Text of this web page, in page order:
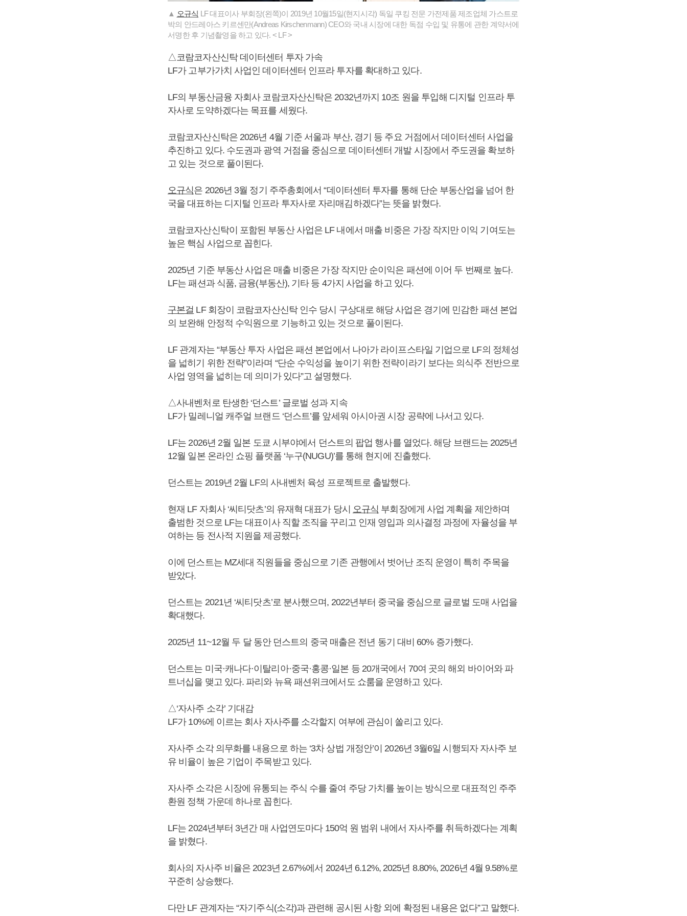
▲ 오규식 LF 대표이사 부회장(왼쪽)이 2019년 10월15일(현지시각) 독일 쿠킹 전문 가전제품 제조업체 가스트로
박의 안드레아스 키르센만(Andreas Kirschenmann) CEO와 국내 시장에 대한 독점 수입 및 유통에 관한 계약서에
서명한 후 기념촬영을 하고 있다. < LF >
△코람코자산신탁 데이터센터 투자 가속
LF가 고부가가치 사업인 데이터센터 인프라 투자를 확대하고 있다.
LF의 부동산금융 자회사 코람코자산신탁은 2032년까지 10조 원을 투입해 디지털 인프라 투
자사로 도약하겠다는 목표를 세웠다.
코람코자산신탁은 2026년 4월 기준 서울과 부산, 경기 등 주요 거점에서 데이터센터 사업을
추진하고 있다. 수도권과 광역 거점을 중심으로 데이터센터 개발 시장에서 주도권을 확보하
고 있는 것으로 풀이된다.
오규식은 2026년 3월 정기 주주총회에서 “데이터센터 투자를 통해 단순 부동산업을 넘어 한
국을 대표하는 디지털 인프라 투자사로 자리매김하겠다”는 뜻을 밝혔다.
코람코자산신탁이 포함된 부동산 사업은 LF 내에서 매출 비중은 가장 작지만 이익 기여도는
높은 핵심 사업으로 꼽힌다.
2025년 기준 부동산 사업은 매출 비중은 가장 작지만 순이익은 패션에 이어 두 번째로 높다.
LF는 패션과 식품, 금융(부동산), 기타 등 4가지 사업을 하고 있다.
구본걸 LF 회장이 코람코자산신탁 인수 당시 구상대로 해당 사업은 경기에 민감한 패션 본업
의 보완해 안정적 수익원으로 기능하고 있는 것으로 풀이된다.
LF 관계자는 “부동산 투자 사업은 패션 본업에서 나아가 라이프스타일 기업으로 LF의 정체성
을 넓히기 위한 전략”이라며 “단순 수익성을 높이기 위한 전략이라기 보다는 의식주 전반으로
사업 영역을 넓히는 데 의미가 있다”고 설명했다.
△사내벤처로 탄생한 ‘던스트’ 글로벌 성과 지속
LF가 밀레니얼 캐주얼 브랜드 ‘던스트’를 앞세워 아시아권 시장 공략에 나서고 있다.
LF는 2026년 2월 일본 도쿄 시부야에서 던스트의 팝업 행사를 열었다. 해당 브랜드는 2025년
12월 일본 온라인 쇼핑 플랫폼 ‘누구(NUGU)’를 통해 현지에 진출했다.
던스트는 2019년 2월 LF의 사내벤처 육성 프로젝트로 출발했다.
현재 LF 자회사 ‘씨티닷츠’의 유재혁 대표가 당시 오규식 부회장에게 사업 계획을 제안하며
출범한 것으로 LF는 대표이사 직할 조직을 꾸리고 인재 영입과 의사결정 과정에 자율성을 부
여하는 등 전사적 지원을 제공했다.
이에 던스트는 MZ세대 직원들을 중심으로 기존 관행에서 벗어난 조직 운영이 특히 주목을
받았다.
던스트는 2021년 ‘씨티닷츠’로 분사했으며, 2022년부터 중국을 중심으로 글로벌 도매 사업을
확대했다.
2025년 11~12월 두 달 동안 던스트의 중국 매출은 전년 동기 대비 60% 증가했다.
던스트는 미국·캐나다·이탈리아·중국·홍콩·일본 등 20개국에서 70여 곳의 해외 바이어와 파
트너십을 맺고 있다. 파리와 뉴욕 패션위크에서도 쇼룸을 운영하고 있다.
△‘자사주 소각’ 기대감
LF가 10%에 이르는 회사 자사주를 소각할지 여부에 관심이 쏠리고 있다.
자사주 소각 의무화를 내용으로 하는 ‘3차 상법 개정안’이 2026년 3월6일 시행되자 자사주 보
유 비율이 높은 기업이 주목받고 있다.
자사주 소각은 시장에 유통되는 주식 수를 줄여 주당 가치를 높이는 방식으로 대표적인 주주
환원 정책 가운데 하나로 꼽힌다.
LF는 2024년부터 3년간 매 사업연도마다 150억 원 범위 내에서 자사주를 취득하겠다는 계획
을 밝혔다.
회사의 자사주 비율은 2023년 2.67%에서 2024년 6.12%, 2025년 8.80%, 2026년 4월 9.58%로
꾸준히 상승했다.
다만 LF 관계자는 “자기주식(소각)과 관련해 공시된 사항 외에 확정된 내용은 없다”고 말했다.